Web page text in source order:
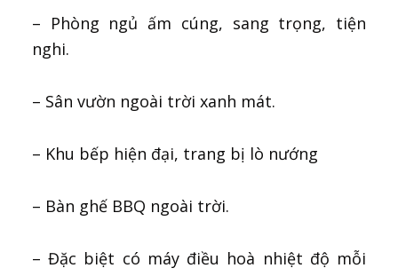
– Phòng ngủ ấm cúng, sang trọng, tiện
nghi.
– Sân vườn ngoài trời xanh mát.
– Khu bếp hiện đại, trang bị lò nướng
– Bàn ghế BBQ ngoài trời.
– Đặc biệt có máy điều hoà nhiệt độ mỗi